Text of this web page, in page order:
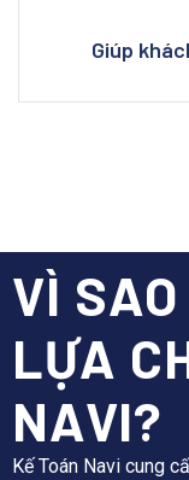
Giúp
VÌ
LỰA
NAVI?
Kế Toán Navi cung